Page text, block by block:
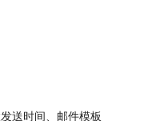
送时间、邮件模板